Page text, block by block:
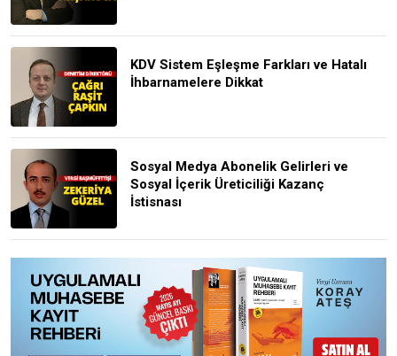
KDV Sistem Eşleşme Farkları ve Hatalı
İhbarnamelere Dikkat
Sosyal Medya Abonelik Gelirleri ve
Sosyal İçerik Üreticiliği Kazanç
İstisnası